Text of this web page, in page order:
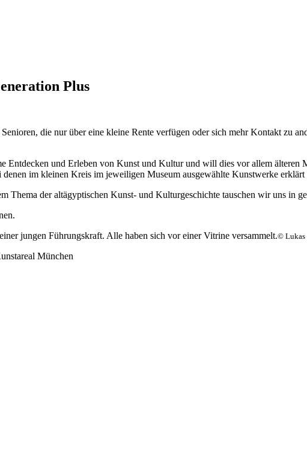
Plus
die nur über eine kleine Rente verfügen oder sich mehr Kontakt zu
Entdecken und Erleben von Kunst und Kultur und will dies vor allem
denen im kleinen Kreis im jeweiligen Museum ausgewählte Kunstwerke
Thema der altägyptischen Kunst- und Kulturgeschichte tauschen wir uns in
© Lukas
München